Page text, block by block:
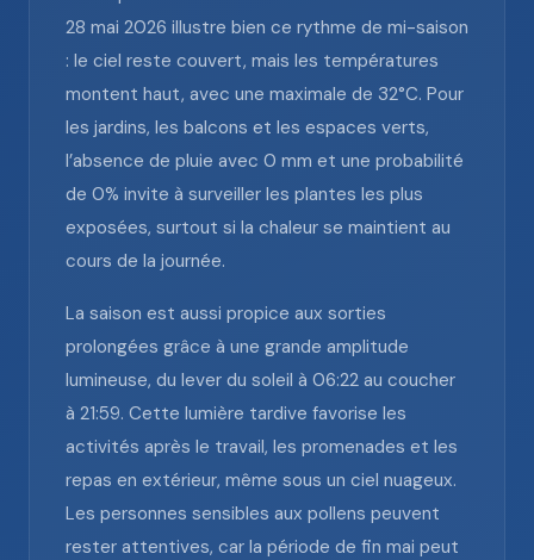
28 mai 2026 illustre bien ce rythme de mi-saison
: le ciel reste couvert, mais les températures
montent haut, avec une maximale de 32°C. Pour
les jardins, les balcons et les espaces verts,
l’absence de pluie avec 0 mm et une probabilité
de 0% invite à surveiller les plantes les plus
exposées, surtout si la chaleur se maintient au
cours de la journée.
La saison est aussi propice aux sorties
prolongées grâce à une grande amplitude
lumineuse, du lever du soleil à 06:22 au coucher
à 21:59. Cette lumière tardive favorise les
activités après le travail, les promenades et les
repas en extérieur, même sous un ciel nuageux.
Les personnes sensibles aux pollens peuvent
rester attentives, car la période de fin mai peut